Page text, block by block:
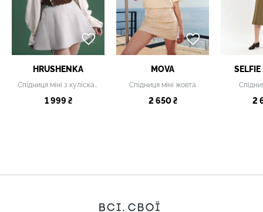
HRUSHENKA
Спідниця міні з кулісками сіра
1 999 ₴
MOVA
Спідниця міні жовта
2 650 ₴
SELFIE
2